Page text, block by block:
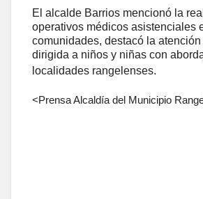
El alcalde Barrios mencionó la
operativos médicos asistenciales
comunidades, destacó la atención
dirigida a niños y niñas con
localidades rangelenses.
<Prensa Alcaldía del Municipio